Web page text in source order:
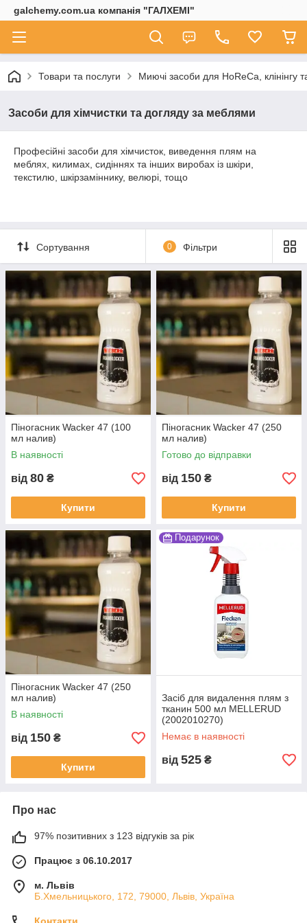
galchemy.com.ua компанія "ГАЛХЕМІ"
Товари та послуги Миючі засоби для HoReCa, клінінгу
Засоби для хімчистки та догляду за меблями
Професійні засоби для хімчисток, виведення плям на
меблях, килимах, сидіннях та інших виробах із шкіри,
текстилю, шкірзаміннику, велюрі, тощо
Сортування 0 Фільтри
Піногасник Wacker 47 (100
мл налив)
В наявності
від 80 ₴
Купити
Піногасник Wacker 47 (250
мл налив)
Готово до відправки
від 150 ₴
Купити
Піногасник Wacker 47 (250
мл налив)
В наявності
від 150 ₴
Купити
Подарунок
Засіб для видалення плям з
тканин 500 мл MELLERUD
(2002010270)
Немає в наявності
від 525 ₴
Про нас
97% позитивних з 123 відгуків за рік
Працює з 06.10.2017
м. Львів
Б.Хмельницького, 172, 79000, Львів, Україна